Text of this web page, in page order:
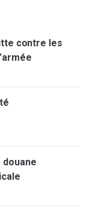
contre les
douane